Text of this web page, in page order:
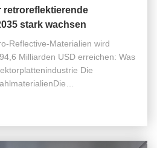
retroreflektierende
stark wachsen
Reflective-Materialien wird
Milliarden USD erreichen: Was
Die
Regierungen, ...